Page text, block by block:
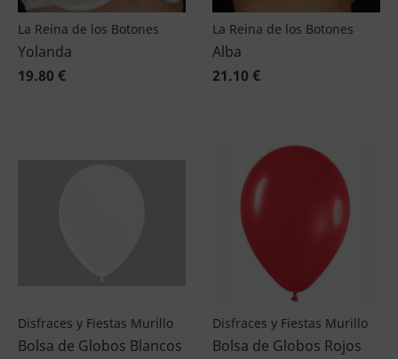
La Reina de los Botones
Yolanda
19.80 €
La Reina de los Botones
Alba
21.10 €
Disfraces y Fiestas Murillo
Bolsa de Globos Blancos
Disfraces y Fiestas Murillo
Bolsa de Globos Rojos